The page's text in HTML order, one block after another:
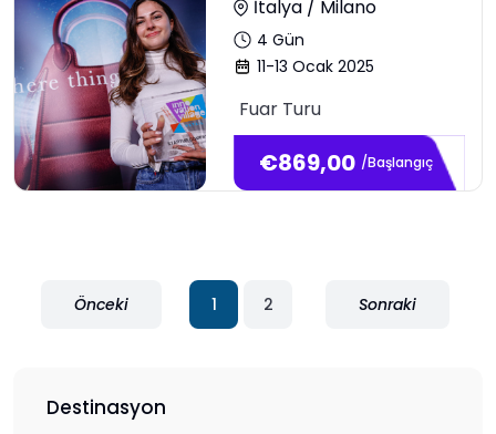
Destinasyon
İtalya / Milano
4 Gün
11-13 Ocak 2025
Fuar Turu
€869,00 /Başlangıç
Önceki 1 2 Sonraki